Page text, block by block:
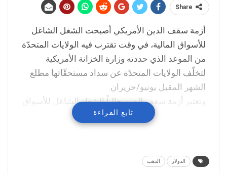
Share
أزمة سقف الدين الأمريكي أصبحت الشغل الشاغل
للأسواق المالية، في وقت تقترب فيه الولايات المتحدّة
من الموعد الذي حددته وزارة الخزانة الأمريكية
لتخلّف الولايات المتحدّة عن سداد مستحقّاتها مطلع
الشهر المقبل يونيو/حزيران.
وتعتبر أزمة سقف الدين حالياً الشغل الشاغل للأسواق
المالية، فالمستثمرون يراقبون أي مستجدات بخصوص
ورئيس مجلس النوّاب الأمريكي، واليوم الإثنين
تابع القراءة
الدولار الذهب